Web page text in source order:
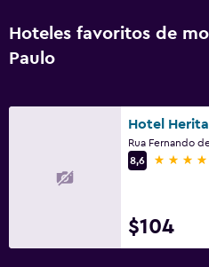
Hoteles favoritos de
Paulo
Hotel
8,6
4
$104